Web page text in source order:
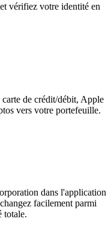
vérifiez votre identité en
de crédit/débit, Apple
vers votre portefeuille.
dans l'application
facilement parmi
totale.